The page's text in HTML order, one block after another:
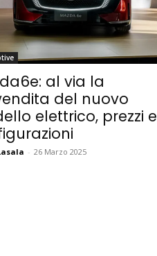
al via la
del nuovo
elettrico, prezzi e
- 26 Marzo 2025